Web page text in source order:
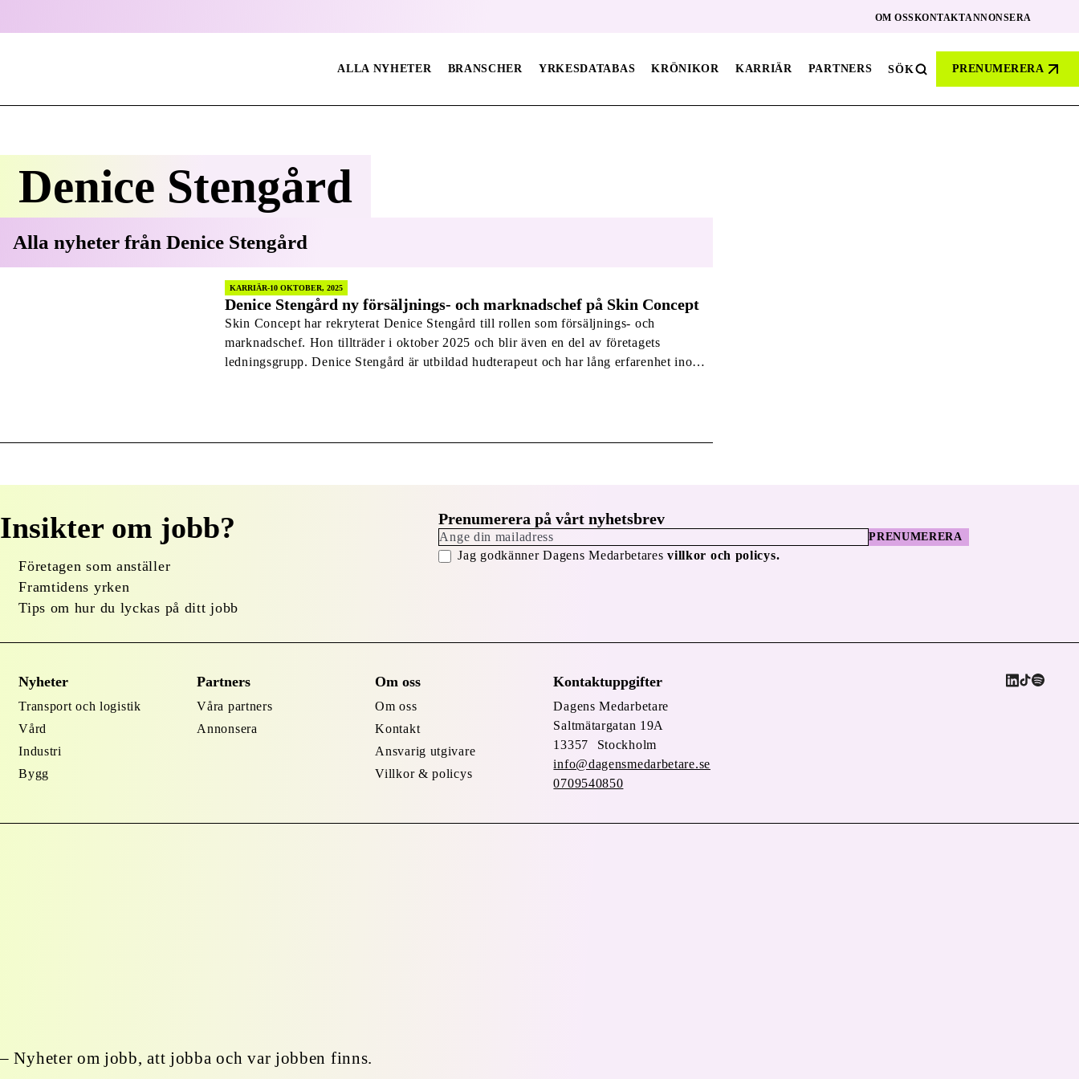
OM OSSKONTAKTANNONSERA
ALLA NYHETER BRANSCHER YRKESDATABAS KRÖNIKOR KARRIÄR PARTNERS SÖK PRENUMERERA
Denice Stengård
Alla nyheter från Denice Stengård
KARRIÄR 10 OKTOBER, 2025
Denice Stengård ny försäljnings- och marknadschef på Skin Concept
Skin Concept har rekryterat Denice Stengård till rollen som försäljnings- och
marknadschef. Hon tillträder i oktober 2025 och blir även en del av företagets
ledningsgrupp. Denice Stengård är utbildad hudterapeut och har lång erfarenhet inom
Insikter om jobb?
Företagen som anställer
Framtidens yrken
Tips om hur du lyckas på ditt jobb
Prenumerera på vårt nyhetsbrev
PRENUMERERA
Jag godkänner Dagens Medarbetaresvillkor och policys.
Nyheter
Transport och logistik
Vård
Industri
Bygg
Partners
Våra partners
Annonsera
Om oss
Om oss
Kontakt
Ansvarig utgivare
Villkor & policys
Kontaktuppgifter
Dagens Medarbetare
Saltmätargatan 19A
13357 Stockholm
info@dagensmedarbetare.se
0709540850
– Nyheter om jobb, att jobba och var jobben finns.